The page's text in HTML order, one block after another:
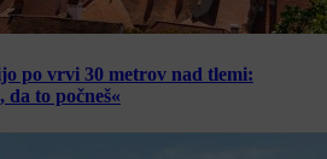
po vrvi 30 metrov nad tlemi:
to počneš«